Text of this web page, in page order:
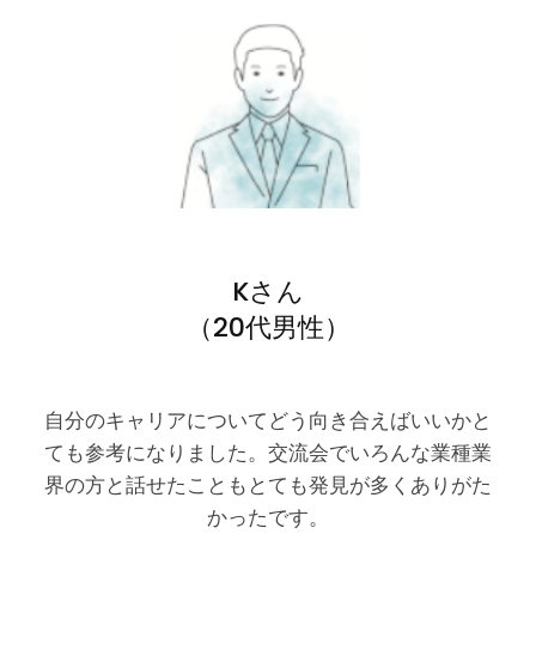
Kさん
（20代男性）
自分のキャリアについてどう向き合えばいいかと
ても参考になりました。交流会でいろんな業種業
界の方と話せたこともとても発見が多くありがた
かったです。